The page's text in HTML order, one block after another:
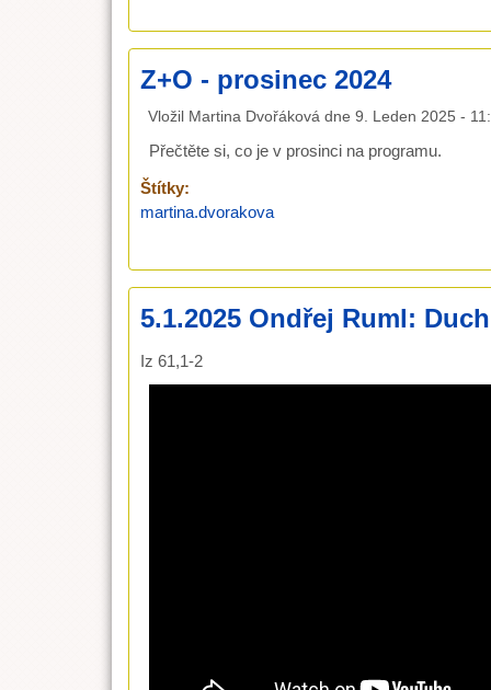
Z+O - prosinec 2024
Vložil Martina Dvořáková dne 9. Leden 2025 -
Přečtěte si, co je v prosinci na programu.
Štítky:
martina.dvorakova
5.1.2025 Ondřej Ruml:
Iz 61,1-2